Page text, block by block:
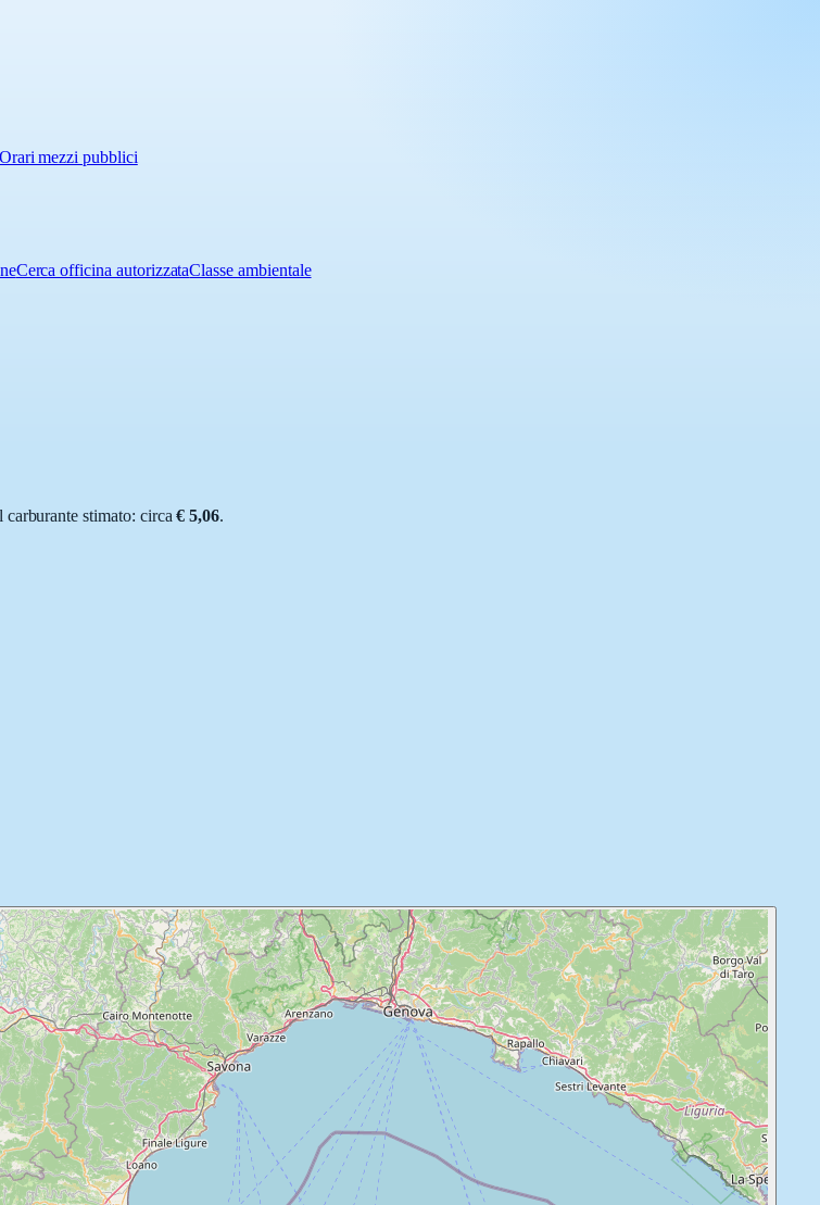
mezzi pubblici
Cerca officina autorizzataClasse ambientale
carburante stimato: circa € 5,06.